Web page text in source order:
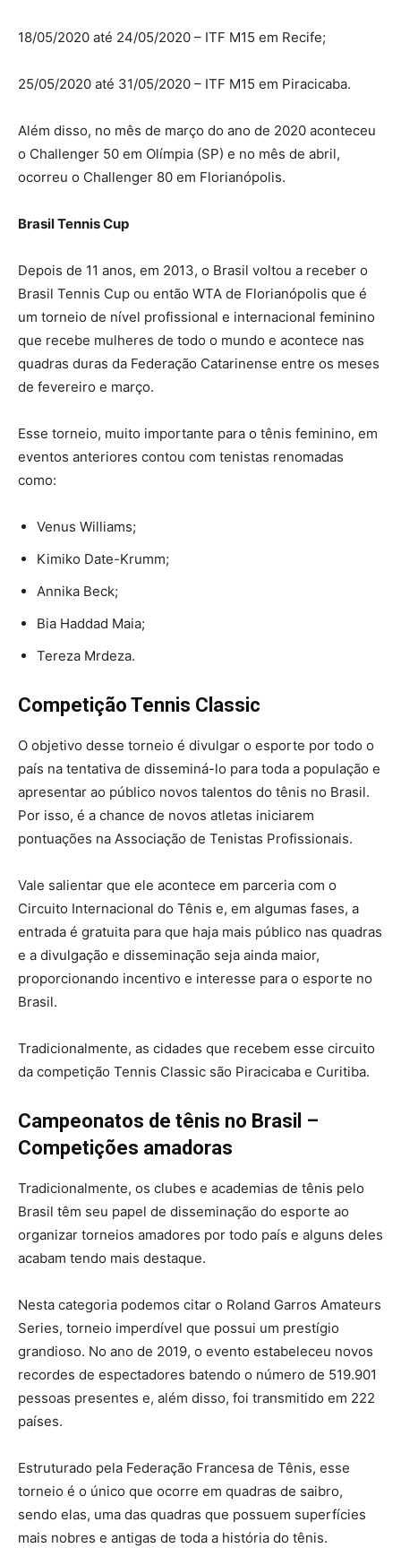
18/05/2020 até 24/05/2020 – ITF M15 em Recife;
25/05/2020 até 31/05/2020 – ITF M15 em Piracicaba.
Além disso, no mês de março do ano de 2020 aconteceu
o Challenger 50 em Olímpia (SP) e no mês de abril,
ocorreu o Challenger 80 em Florianópolis.
Brasil Tennis Cup
Depois de 11 anos, em 2013, o Brasil voltou a receber o
Brasil Tennis Cup ou então WTA de Florianópolis que é
um torneio de nível profissional e internacional feminino
que recebe mulheres de todo o mundo e acontece nas
quadras duras da Federação Catarinense entre os meses
de fevereiro e março.
Esse torneio, muito importante para o tênis feminino, em
eventos anteriores contou com tenistas renomadas
como:
Venus Williams;
Kimiko Date-Krumm;
Annika Beck;
Bia Haddad Maia;
Tereza Mrdeza.
Competição Tennis Classic
O objetivo desse torneio é divulgar o esporte por todo o
país na tentativa de disseminá-lo para toda a população e
apresentar ao público novos talentos do tênis no Brasil.
Por isso, é a chance de novos atletas iniciarem
pontuações na Associação de Tenistas Profissionais.
Vale salientar que ele acontece em parceria com o
Circuito Internacional do Tênis e, em algumas fases, a
entrada é gratuita para que haja mais público nas quadras
e a divulgação e disseminação seja ainda maior,
proporcionando incentivo e interesse para o esporte no
Brasil.
Tradicionalmente, as cidades que recebem esse circuito
da competição Tennis Classic são Piracicaba e Curitiba.
Campeonatos de tênis no Brasil –
Competições amadoras
Tradicionalmente, os clubes e academias de tênis pelo
Brasil têm seu papel de disseminação do esporte ao
organizar torneios amadores por todo país e alguns deles
acabam tendo mais destaque.
Nesta categoria podemos citar o Roland Garros Amateurs
Series, torneio imperdível que possui um prestígio
grandioso. No ano de 2019, o evento estabeleceu novos
recordes de espectadores batendo o número de 519.901
pessoas presentes e, além disso, foi transmitido em 222
países.
Estruturado pela Federação Francesa de Tênis, esse
torneio é o único que ocorre em quadras de saibro,
sendo elas, uma das quadras que possuem superfícies
mais nobres e antigas de toda a história do tênis.